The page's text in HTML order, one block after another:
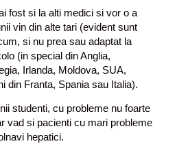
fost si la alti medici si vor o a
vin din alte tari (evident sunt
si nu prea sau adaptat la
(in special din Anglia,
Irlanda, Moldova, SUA,
din Franta, Spania sau Italia).
studenti, cu probleme nu foarte
vad si pacienti cu mari probleme
hepatici.